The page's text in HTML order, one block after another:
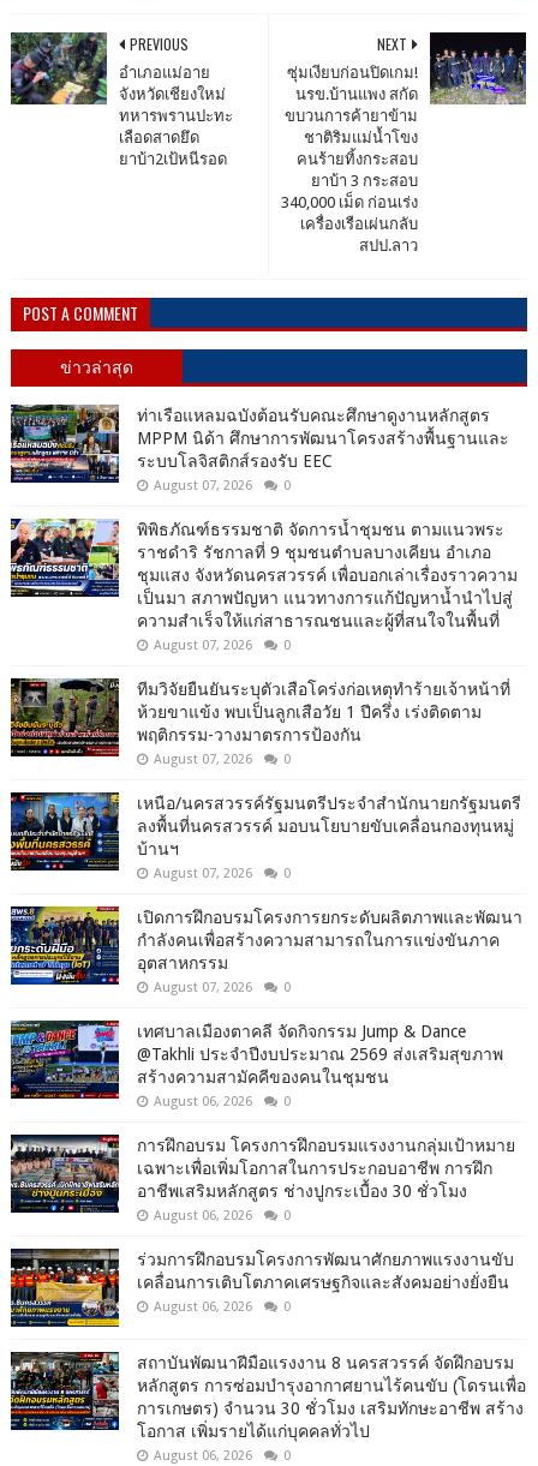
NEXT
ซุ่มเงียบก่อนปิดเกม!
นรข.บ้านแพง สกัด
ขบวนการค้ายาข้าม
ชาติริมแม่น้ำโขง
คนร้ายทิ้งกระสอบ
ยาบ้า 3 กระสอบ
340,000 เม็ด ก่อนเร่ง
เครื่องเรือเผ่นกลับ
สปป.ลาว
PREVIOUS
อำเภอแม่อาย
จังหวัดเชียงใหม่
ทหารพรานปะทะ
เลือดสาดยึด
ยาบ้า2เป้หนีรอด
POST A COMMENT
ข่าวล่าสุด
ท่าเรือแหลมฉบังต้อนรับคณะศึกษาดูงานหลักสูตร
MPPM นิด้า ศึกษาการพัฒนาโครงสร้างพื้นฐานและ
ระบบโลจิสติกส์รองรับ EEC
August 07, 2026 0
พิพิธภัณฑ์ธรรมชาติ จัดการน้ำชุมชน ตามแนวพระ
ราชดำริ รัชกาลที่ 9 ชุมชนตำบลบางเคียน อำเภอ
ชุมแสง จังหวัดนครสวรรค์ เพื่อบอกเล่าเรื่องราวความ
เป็นมา สภาพปัญหา แนวทางการแก้ปัญหาน้ำนำไปสู่
ความสำเร็จให้แก่สาธารณชนและผู้ที่สนใจในพื้นที่
August 07, 2026 0
ทีมวิจัยยืนยันระบุตัวเสือโคร่งก่อเหตุทำร้ายเจ้าหน้าที่
ห้วยขาแข้ง พบเป็นลูกเสือวัย 1 ปีครึ่ง เร่งติดตาม
พฤติกรรม-วางมาตรการป้องกัน
August 07, 2026 0
เหนือ/นครสวรรค์รัฐมนตรีประจำสำนักนายกรัฐมนตรี
ลงพื้นที่นครสวรรค์ มอบนโยบายขับเคลื่อนกองทุนหมู่
บ้านฯ
August 07, 2026 0
เปิดการฝึกอบรมโครงการยกระดับผลิตภาพและพัฒนา
กำลังคนเพื่อสร้างความสามารถในการแข่งขันภาค
อุตสาหกรรม
August 07, 2026 0
เทศบาลเมืองตาคลี จัดกิจกรรม Jump & Dance
@Takhli ประจำปีงบประมาณ 2569 ส่งเสริมสุขภาพ
สร้างความสามัคคีของคนในชุมชน
August 06, 2026 0
การฝึกอบรม โครงการฝึกอบรมแรงงานกลุ่มเป้าหมาย
เฉพาะเพื่อเพิ่มโอกาสในการประกอบอาชีพ การฝึก
อาชีพเสริมหลักสูตร ช่างปูกระเบื้อง 30 ชั่วโมง
August 06, 2026 0
ร่วมการฝึกอบรมโครงการพัฒนาศักยภาพแรงงานขับ
เคลื่อนการเติบโตภาคเศรษฐกิจและสังคมอย่างยั่งยืน
August 06, 2026 0
สถาบันพัฒนาฝีมือแรงงาน 8 นครสวรรค์ จัดฝึกอบรม
หลักสูตร การซ่อมบำรุงอากาศยานไร้คนขับ (โดรนเพื่อ
การเกษตร) จำนวน 30 ชั่วโมง เสริมทักษะอาชีพ สร้าง
โอกาส เพิ่มรายได้แก่บุคคลทั่วไป
August 06, 2026 0